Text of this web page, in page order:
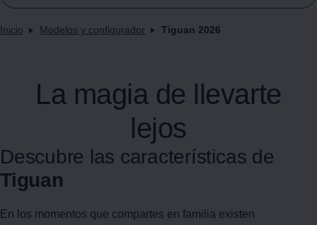
Inicio Modelos y configurador Tiguan 2026
La magia de llevarte
lejos
Descubre las características de
Tiguan
En los momentos que compartes en familia existen